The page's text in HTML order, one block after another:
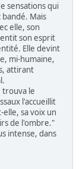
sensations qui
Mais
elle, son
son esprit
Elle devint
mi-humaine,
attirant
trouva le
l'accueillit
sa voix un
de l'ombre."
intense, dans